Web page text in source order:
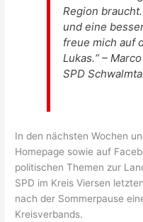
Region
und eine
freue mich auf
Lukas.“ –
SPD
In den nächsten Wochen
Homepage sowie auf
politischen Themen zur
SPD im Kreis Viersen
nach der Sommerpause
Kreisverbands.